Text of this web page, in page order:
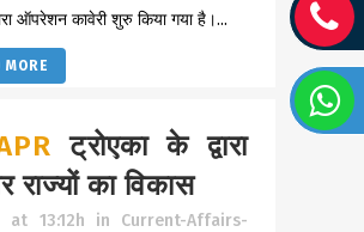
ऑपरेशन कावेरी शुरु किया गया है।...
MORE
ट्रोएका के द्वारा
राज्यों का विकास
at 13:12h in Current-Affairs-